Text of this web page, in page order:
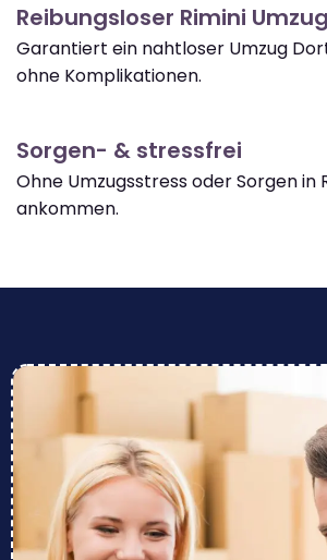
Reibungsloser Rimini Umzug
Garantiert ein nahtloser Umzug
ohne Komplikationen.
Sorgen- & stressfrei
Ohne Umzugsstress oder Sorgen in
ankommen.